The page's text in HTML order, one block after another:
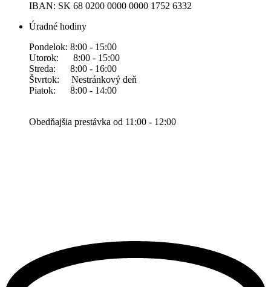
IBAN: SK 68 0200 0000 0000 1752 6332
Úradné hodiny
Pondelok: 8:00 - 15:00
Utorok: 8:00 - 15:00
Streda: 8:00 - 16:00
Štvrtok: Nestránkový deň
Piatok: 8:00 - 14:00
Obedňajšia prestávka od 11:00 - 12:00